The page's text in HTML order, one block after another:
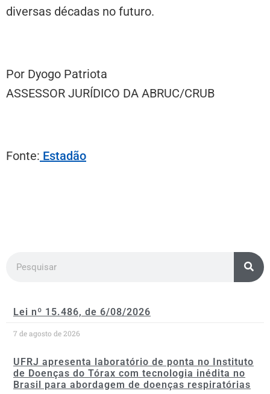
diversas décadas no futuro.
Por Dyogo Patriota
ASSESSOR JURÍDICO DA ABRUC/CRUB
Fonte: Estadão
Lei nº 15.486, de 6/08/2026
7 de agosto de 2026
UFRJ apresenta laboratório de ponta no Instituto
de Doenças do Tórax com tecnologia inédita no
Brasil para abordagem de doenças respiratórias